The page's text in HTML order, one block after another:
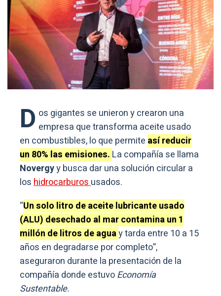
D os gigantes se unieron y crearon una
empresa que transforma aceite usado
en combustibles, lo que permite así reducir
un 80% las emisiones. La compañía se llama
Novergyy busca dar una solución circular a
loshidrocarburosusados.
“Un solo litro de aceite lubricante usado
(ALU) desechado al mar contamina un 1
millón de litros de aguay tarda entre 10 a 15
años en degradarse por completo”,
aseguraron durante la presentación de la
compañía donde estuvoEconomía
Sustentable.